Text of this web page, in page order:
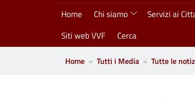
Navigazione
Home Chi siamo Servizi ai
Siti web VVF
Cerca
Home Tutti i Media Tutte le